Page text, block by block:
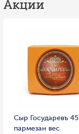
Акции
Сыр Государевъ
пармезан вес